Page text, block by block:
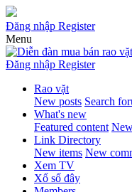
Đăng nhập Register
Menu
Đăng nhập Register
Rao vặt
New posts Search
What's new
Featured content
Link Directory
New items New
Xem TV
Xổ số đây